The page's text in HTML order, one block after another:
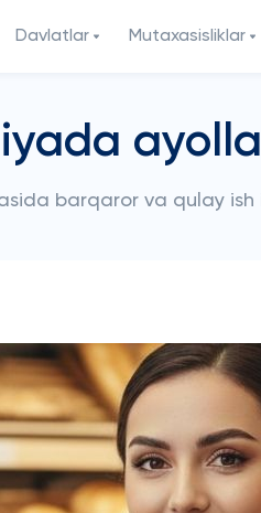
Davlatlar Mutaxasisliklar
barqaror va qulay ish